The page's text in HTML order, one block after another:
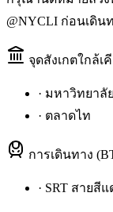
@NYCLI ก่อนเดิน
จุดสังเกตใกล้เ
· มหาวิทยาลั
· ตลาดไท
การเดินทาง
· SRT สายสี